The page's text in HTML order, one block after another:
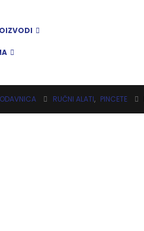
RUČNI ALATI, PINCETE